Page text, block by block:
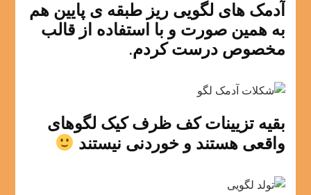
آدمک های لگویی ریز طبقه ی پایین هم
به همین صورت و با استفاده از قالب
مخصوص درست کردم.
بقیه تزیینات کف ظرف کیک لگوهای
واقعی هستند و خوردنی نیستند